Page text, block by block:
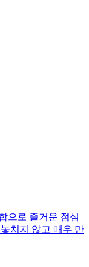
으로 즐거운 점심
치지 않고 매우 만